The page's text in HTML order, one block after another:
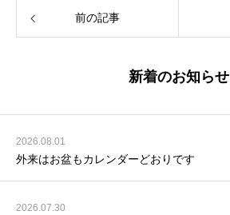
前の記事
新着のお知らせ
2026.08.01
外来はお盆もカレンダーどおりです
2026.07.30